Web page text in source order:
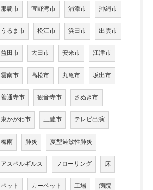
那覇市 宜野湾市 浦添市 沖縄市
うるま市 松江市 浜田市 出雲市
益田市 大田市 安来市 江津市
雲南市 高松市 丸亀市 坂出市
善通寺市 観音寺市 さぬき市
東かがわ市 三豊市 テレビ出演
梅雨 肺炎 夏型過敏性肺炎
アスペルギルス フローリング 床
ペット カーペット 工場 病院